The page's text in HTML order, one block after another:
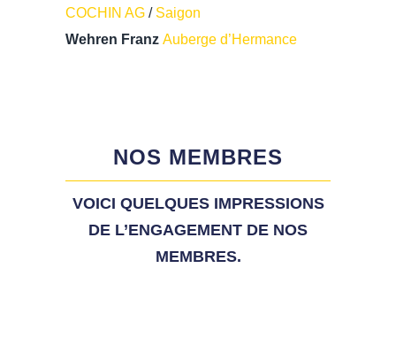
COCHIN AG / Saigon
Wehren Franz Auberge d’Hermance
NOS MEMBRES
VOICI QUELQUES IMPRESSIONS
DE L’ENGAGEMENT DE NOS
MEMBRES.